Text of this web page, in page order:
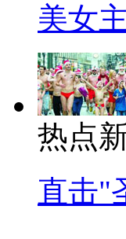
美女
热点
直击"